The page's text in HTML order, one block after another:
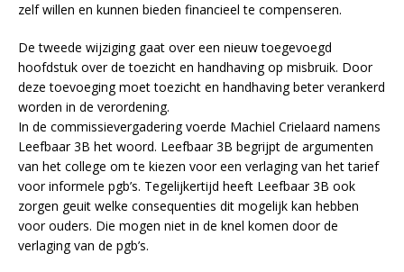
zelf willen en kunnen bieden financieel te compenseren.
De tweede wijziging gaat over een nieuw toegevoegd
hoofdstuk over de toezicht en handhaving op misbruik. Door
deze toevoeging moet toezicht en handhaving beter verankerd
worden in de verordening.
In de commissievergadering voerde Machiel Crielaard namens
Leefbaar 3B het woord. Leefbaar 3B begrijpt de argumenten
van het college om te kiezen voor een verlaging van het tarief
voor informele pgb’s. Tegelijkertijd heeft Leefbaar 3B ook
zorgen geuit welke consequenties dit mogelijk kan hebben
voor ouders. Die mogen niet in de knel komen door de
verlaging van de pgb’s.